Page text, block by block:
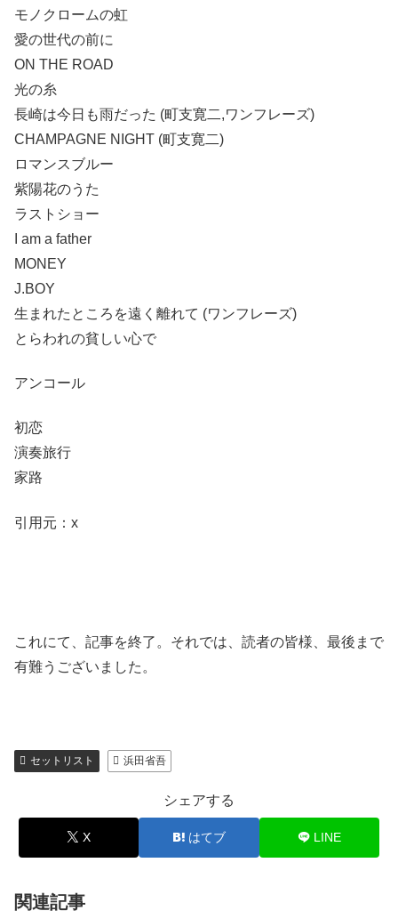
モノクロームの虹
愛の世代の前に
ON THE ROAD
光の糸
長崎は今日も雨だった (町支寛二,ワンフレーズ)
CHAMPAGNE NIGHT (町支寛二)
ロマンスブルー
紫陽花のうた
ラストショー
I am a father
MONEY
J.BOY
生まれたところを遠く離れて (ワンフレーズ)
とらわれの貧しい心で
アンコール
初恋
演奏旅行
家路
引用元：x
これにて、記事を終了。それでは、読者の皆様、最後まで
有難うございました。
セットリスト 浜田省吾
シェアする
X はてブ LINE
関連記事